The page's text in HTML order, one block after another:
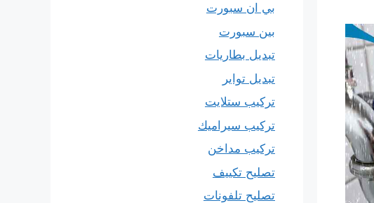
بي ان سبورت
بين سبورت
تبديل بطاريات
تبديل تواير
تركيب ستلايت
تركيب سيراميك
تركيب مداخن
تصليح تكييف
تصليح تلفونات